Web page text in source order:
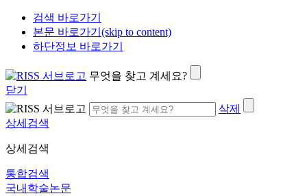
검색 바로가기
본문 바로가기(skip to content)
하단정보 바로가기
무엇을 찾고 계세요?
닫기
삭제
상세검색
상세검색
통합검색
국내학술논문